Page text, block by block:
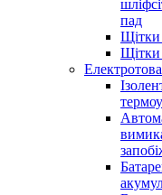
пад
Щітки
Щітки